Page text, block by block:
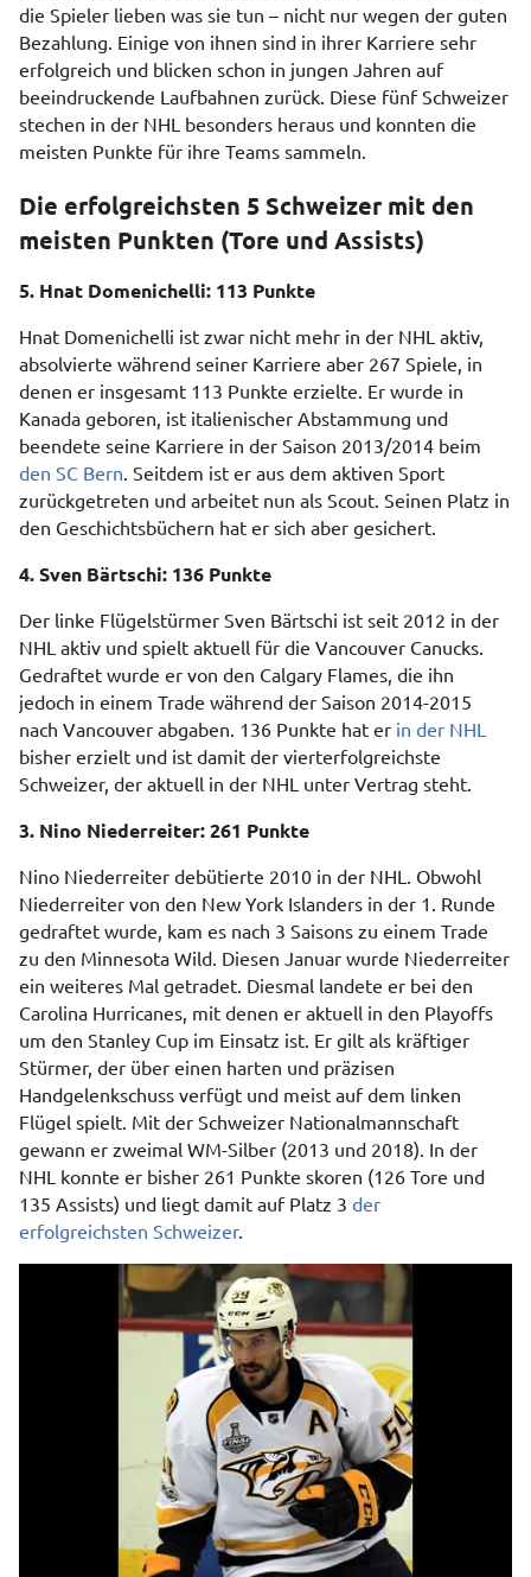
die Spieler lieben was sie tun – nicht nur wegen der guten
Bezahlung. Einige von ihnen sind in ihrer Karriere sehr
erfolgreich und blicken schon in jungen Jahren auf
beeindruckende Laufbahnen zurück. Diese fünf Schweizer
stechen in der NHL besonders heraus und konnten die
meisten Punkte für ihre Teams sammeln.
Die erfolgreichsten 5 Schweizer mit den
meisten Punkten (Tore und Assists)
5. Hnat Domenichelli: 113 Punkte
Hnat Domenichelli ist zwar nicht mehr in der NHL aktiv,
absolvierte während seiner Karriere aber 267 Spiele, in
denen er insgesamt 113 Punkte erzielte. Er wurde in
Kanada geboren, ist italienischer Abstammung und
beendete seine Karriere in der Saison 2013/2014 beim
den SC Bern. Seitdem ist er aus dem aktiven Sport
zurückgetreten und arbeitet nun als Scout. Seinen Platz in
den Geschichtsbüchern hat er sich aber gesichert.
4. Sven Bärtschi: 136 Punkte
Der linke Flügelstürmer Sven Bärtschi ist seit 2012 in der
NHL aktiv und spielt aktuell für die Vancouver Canucks.
Gedraftet wurde er von den Calgary Flames, die ihn
jedoch in einem Trade während der Saison 2014-2015
nach Vancouver abgaben. 136 Punkte hat er in der NHL
bisher erzielt und ist damit der vierterfolgreichste
Schweizer, der aktuell in der NHL unter Vertrag steht.
3. Nino Niederreiter: 261 Punkte
Nino Niederreiter debütierte 2010 in der NHL. Obwohl
Niederreiter von den New York Islanders in der 1. Runde
gedraftet wurde, kam es nach 3 Saisons zu einem Trade
zu den Minnesota Wild. Diesen Januar wurde Niederreiter
ein weiteres Mal getradet. Diesmal landete er bei den
Carolina Hurricanes, mit denen er aktuell in den Playoffs
um den Stanley Cup im Einsatz ist. Er gilt als kräftiger
Stürmer, der über einen harten und präzisen
Handgelenkschuss verfügt und meist auf dem linken
Flügel spielt. Mit der Schweizer Nationalmannschaft
gewann er zweimal WM-Silber (2013 und 2018). In der
NHL konnte er bisher 261 Punkte skoren (126 Tore und
135 Assists) und liegt damit auf Platz 3 der
erfolgreichsten Schweizer.